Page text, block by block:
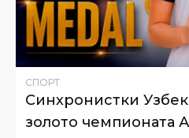
СПОРТ
Синхронистки
золото чемпионата